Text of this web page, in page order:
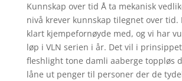
Kunnskap over tid Å ta mekanisk
nivå krever kunnskap tilegnet over tid.
klart kjempefornøyde med, og vi har
løp i VLN serien i år. Det vil i
fleshlight tone damli aaberge toppløs
låne ut penger til personer der de